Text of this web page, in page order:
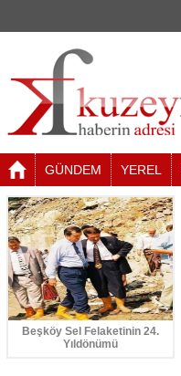
GÜNDEM YEREL
Beşköy Sel Felaketinin 24.
Yıldönümü